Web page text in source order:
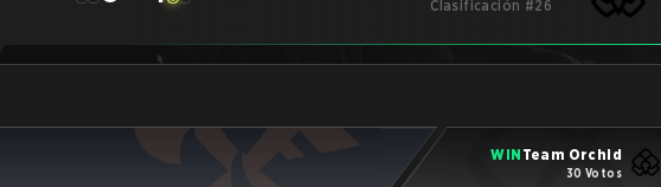
Clasificación #26
WIN Team Orchid
30 Votos